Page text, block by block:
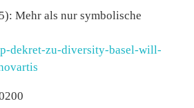
Mehr als nur symbolische
dekret-zu-diversity-basel-will-